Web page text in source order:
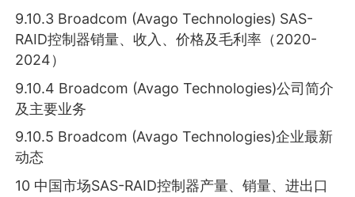
9.10.3 Broadcom (Avago Technologies) SAS-
RAID控制器销量、收入、价格及毛利率（2020-
2024）
9.10.4 Broadcom (Avago Technologies)公司简介
及主要业务
9.10.5 Broadcom (Avago Technologies)企业最新
动态
10 中国市场SAS-RAID控制器产量、销量、进出口